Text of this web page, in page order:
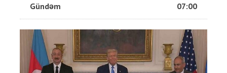
Gündəm 07:00